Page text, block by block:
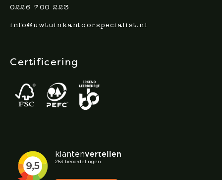
0226 700 223
info@uwtuinkantoorspecialist.nl
Certificering